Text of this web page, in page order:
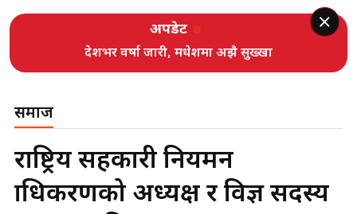
अपडेट
देशभर वर्षा जारी, मधेशमा अझै सुख्खा
समाज
राष्ट्रिय सहकारी नियमन
प्राधिकरणको अध्यक्ष र विज्ञ सदस्य